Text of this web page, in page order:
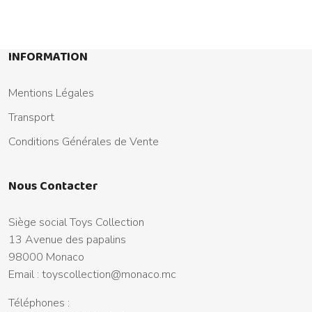
INFORMATION
Mentions Légales
Transport
Conditions Générales de Vente
Nous Contacter
Siège social Toys Collection
13 Avenue des papalins
98000 Monaco
Email : toyscollection@monaco.mc
Téléphones :